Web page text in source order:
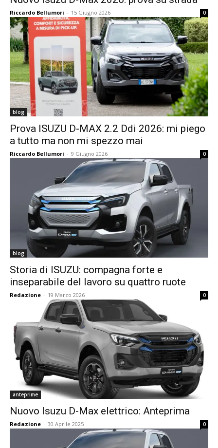
Riccardo Bellumori - 15 Giugno 2026 0
blog
Prova ISUZU D-MAX 2.2 Ddi 2026: mi piego
a tutto ma non mi spezzo mai
Riccardo Bellumori - 9 Giugno 2026 0
blog
Storia di ISUZU: compagna forte e
inseparabile del lavoro su quattro ruote
Redazione - 19 Marzo 2026 0
anteprime
Nuovo Isuzu D-Max elettrico: Anteprima
Redazione - 30 Aprile 2025 0